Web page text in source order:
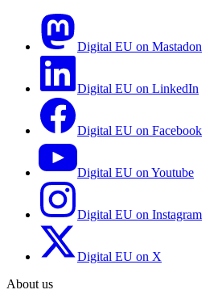
Digital EU on Mastadon
Digital EU on LinkedIn
Digital EU on Facebook
Digital EU on Youtube
Digital EU on Instagram
Digital EU on X
About us